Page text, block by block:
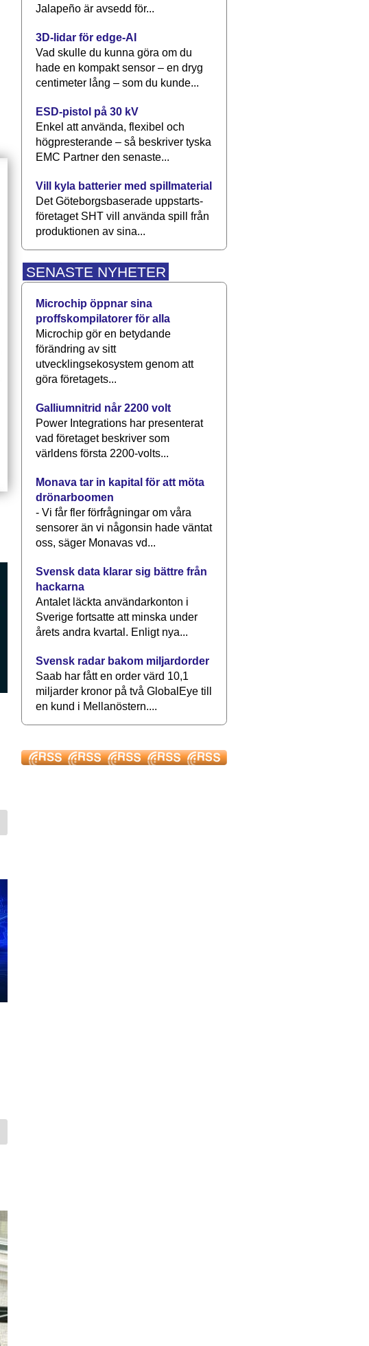
Jalapeño är avsedd för...
3D-lidar för edge-AI
Vad skulle du kunna göra om du
hade en kompakt sensor – en dryg
centimeter lång – som du kunde...
ESD-pistol på 30 kV
Enkel att använda, flexibel och
högpresterande – så beskriver tyska
EMC Partner den senaste...
Vill kyla batterier med spillmaterial
Det Göteborgsbaserade upp­starts­
företaget SHT vill använda spill från
produktionen av sina...
SENASTE NYHETER
Microchip öppnar sina
proffskompilatorer för alla
Microchip gör en betydande
förändring av sitt
utvecklingsekosystem genom att
göra företagets...
Galliumnitrid når 2200 volt
Power Integrations har presenterat
vad företaget beskriver som
världens första 2200-volts...
Monava tar in kapital för att möta
drönarboomen
- Vi får fler förfrågningar om våra
sensorer än vi någonsin hade väntat
oss, säger Monavas vd...
Svensk data klarar sig bättre från
hackarna
Antalet läckta användarkonton i
Sverige fortsatte att minska under
årets andra kvartal. Enligt nya...
Svensk radar bakom miljardorder
Saab har fått en order värd 10,1
miljarder kronor på två GlobalEye till
en kund i Mellanöstern....